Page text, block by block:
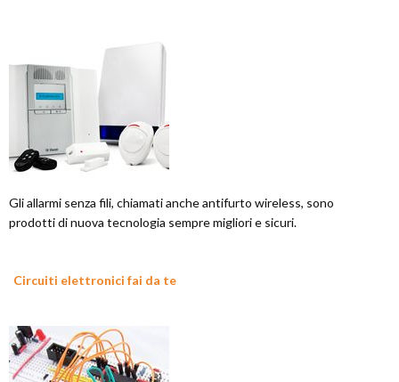
Gli allarmi senza fili, chiamati anche antifurto wireless, sono
prodotti di nuova tecnologia sempre migliori e sicuri.
Circuiti elettronici fai da te